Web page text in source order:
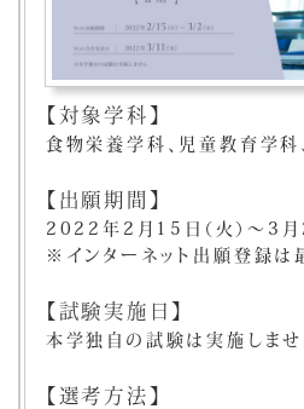
【対象学科】
食物栄養学科、児童教育学科
【出願期間】
2022年2月15日（火）～3月2
※インターネット出願登録
【試験実施日】
本学独自の試験は実施しま
【選考方法】